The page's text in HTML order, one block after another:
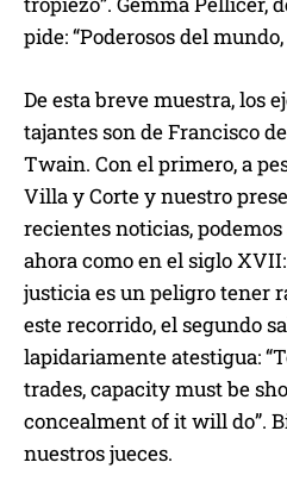
pide: “Poderosos del mundo,
De esta breve muestra, los
tajantes son de Francisco
Twain. Con el primero, a
Villa y Corte y nuestro
recientes noticias,
ahora como en el siglo
justicia es un peligro tener
este recorrido, el segundo
lapidariamente atestigua:
trades, capacity must be
concealment of it will do”.
nuestros jueces.